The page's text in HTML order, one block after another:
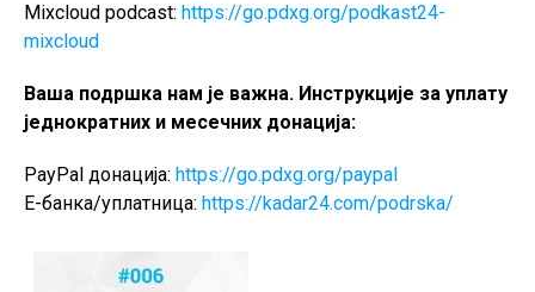
Mixcloud podcast: https://go.pdxg.org/podkast24-
mixcloud
Ваша подршка нам је важна. Инструкције за уплату
једнократних и месечних донација:
PayPal донација: https://go.pdxg.org/paypal
Е-банка/уплатница: https://kadar24.com/podrska/